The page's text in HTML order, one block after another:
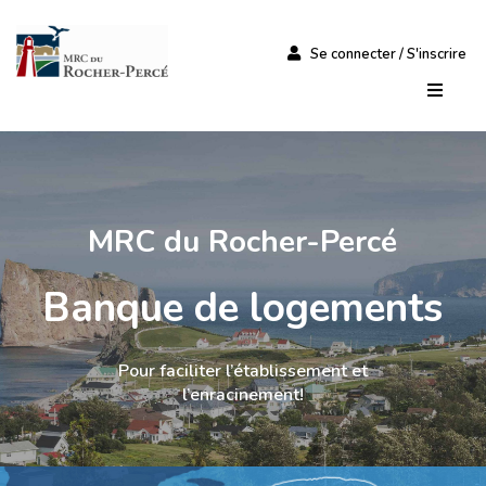
Se connecter / S'inscrire
Banque de logements
Pour faciliter l’établissement et
l’enracinement!
MRC du Rocher-Percé